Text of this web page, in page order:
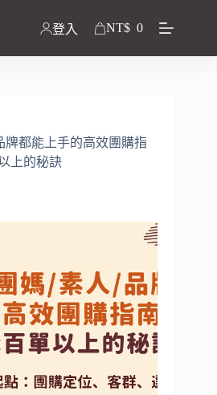
登入 NT$ 0
牌都能上手的高效團購指
上的秘訣